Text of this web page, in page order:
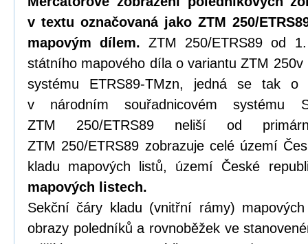
v textu označovaná jako ZTM 250/
mapovým dílem. ZTM 250/ETRS89 od
státního mapového díla o variantu ZTM 250v
systému ETRS89-TMzn, jedná se tak
v národním souřadnicovém systému
ZTM 250/ETRS89 neliší od
ZTM 250/ETRS89 zobrazuje celé území
kladu mapových listů, území České
mapových listech.
Sekční čáry kladu (vnitřní rámy)
obrazy poledníků a rovnoběžek ve